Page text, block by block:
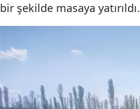
bir şekilde masaya yatırıldı.